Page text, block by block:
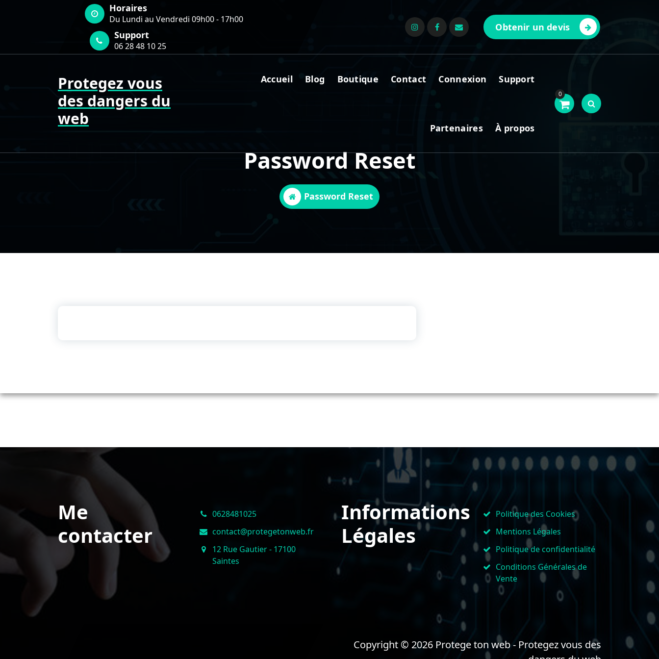
Horaires
Du Lundi au Vendredi 09h00 - 17h00
Support
06 28 48 10 25
Obtenir un devis
Protegez vous
des dangers du
web
Accueil Blog Boutique Contact Connexion Support
Partenaires À propos
0
Password Reset
Password Reset
Me
contacter
0628481025
contact@protegetonweb.fr
12 Rue Gautier - 17100
Saintes
Informations
Légales
Politique des Cookies
Mentions Légales
Politique de confidentialité
Conditions Générales de
Vente
Copyright © 2026 Protege ton web - Protegez vous des